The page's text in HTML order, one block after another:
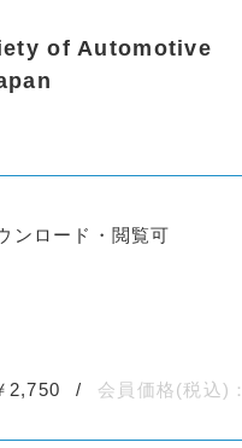
of Automotive
ンロード・閲覧可
2,750
会員価格(税込)：